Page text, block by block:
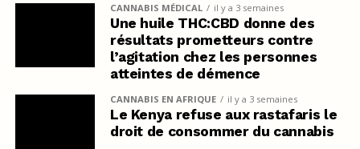
CANNABIS MÉDICAL il y a 3 semaines
Une huile THC:CBD donne des
résultats prometteurs contre
l’agitation chez les personnes
atteintes de démence
CANNABIS EN AFRIQUE il y a 3 semaines
Le Kenya refuse aux rastafaris le
droit de consommer du cannabis